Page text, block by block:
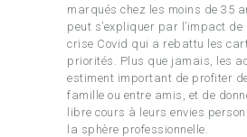
marqués chez les moins de 35
peut s’expliquer par l’impact de
crise Covid qui a rebattu les
priorités. Plus que jamais, les
estiment important de profiter
famille ou entre amis, et de
libre cours à leurs envies
la sphère professionnelle.